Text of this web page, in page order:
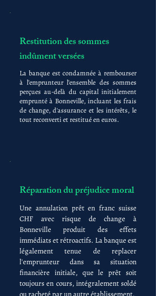
Restitution des sommes
indûment versées
La banque est condamnée à rembourser
à l'emprunteur l'ensemble des sommes
perçues au-delà du capital initialement
emprunté à Bonneville, incluant les frais
de change, d'assurance et les intérêts, le
tout reconverti et restitué en euros.
Réparation du préjudice moral
Une annulation prêt en franc suisse
CHF avec risque de change à
Bonneville produit des effets
immédiats et rétroactifs. La banque est
légalement tenue de replacer
l'emprunteur dans sa situation
financière initiale, que le prêt soit
toujours en cours, intégralement soldé
ou racheté par un autre établissement.